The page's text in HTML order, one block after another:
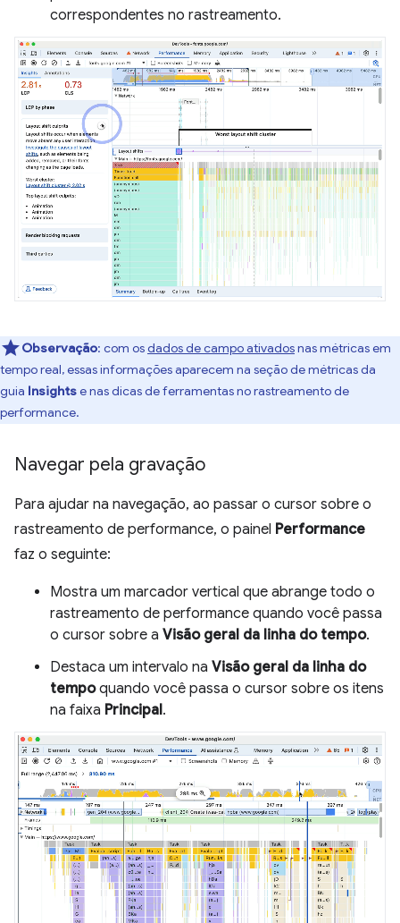
correspondentes no rastreamento.
Observação: com osdados de campo ativadosnas métricas em
tempo real, essas informações aparecem na seção de métricas da
guia Insightse nas dicas de ferramentas no rastreamento de
performance.
Navegar pela gravação
Para ajudar na navegação, ao passar o cursor sobre o
rastreamento de performance, o painel Performance
faz o seguinte:
Mostra um marcador vertical que abrange todo o
rastreamento de performance quando você passa
o cursor sobre a Visão geral da linha do tempo.
Destaca um intervalo na Visão geral da linha do
tempoquando você passa o cursor sobre os itens
na faixa Principal.